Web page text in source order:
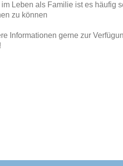
Leben als Familie ist es häufig
zu können
Informationen gerne zur